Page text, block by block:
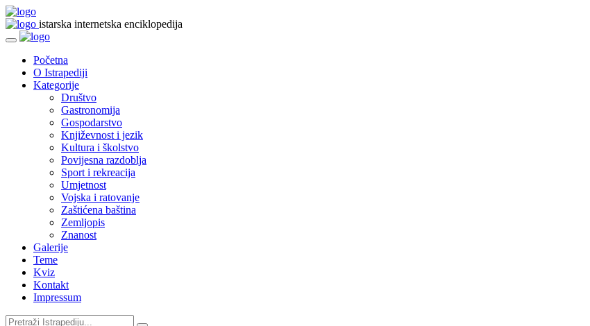
istarska internetska enciklopedija
Početna
O Istrapediji
Kategorije
Društvo
Gastronomija
Gospodarstvo
Književnost i jezik
Kultura i školstvo
Povijesna razdoblja
Sport i rekreacija
Umjetnost
Vojska i ratovanje
Zaštićena baština
Zemljopis
Znanost
Galerije
Teme
Kviz
Kontakt
Impressum